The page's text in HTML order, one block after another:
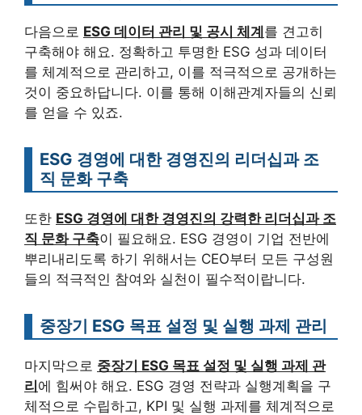
다음으로 ESG 데이터 관리 및 공시 체계를 견고히
구축해야 해요. 정확하고 투명한 ESG 성과 데이터
를 체계적으로 관리하고, 이를 적극적으로 공개하는
것이 중요하답니다. 이를 통해 이해관계자들의 신뢰
를 얻을 수 있죠.
ESG 경영에 대한 경영진의 리더십과 조
직 문화 구축
또한 ESG 경영에 대한 경영진의 강력한 리더십과 조
직 문화 구축이 필요해요. ESG 경영이 기업 전반에
뿌리내리도록 하기 위해서는 CEO부터 모든 구성원
들의 적극적인 참여와 실천이 필수적이랍니다.
중장기 ESG 목표 설정 및 실행 과제 관리
마지막으로 중장기 ESG 목표 설정 및 실행 과제 관
리에 힘써야 해요. ESG 경영 전략과 실행계획을 구
체적으로 수립하고, KPI 및 실행 과제를 체계적으로